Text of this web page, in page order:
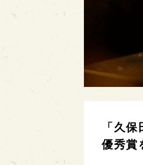
「久
優秀賞